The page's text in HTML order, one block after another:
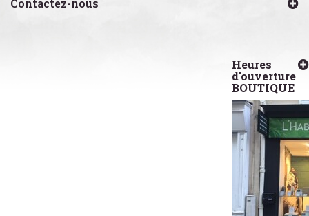
Contactez-nous
Heures
d'ouverture
BOUTIQUE